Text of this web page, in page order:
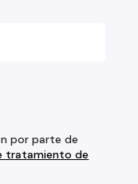
por parte de
tratamiento de